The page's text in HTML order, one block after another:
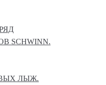
SCHWINN.
ЛЫЖ.